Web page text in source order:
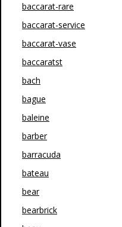
baccarat-rare
baccarat-service
baccarat-vase
baccaratst
bach
bague
baleine
barber
barracuda
bateau
bear
bearbrick